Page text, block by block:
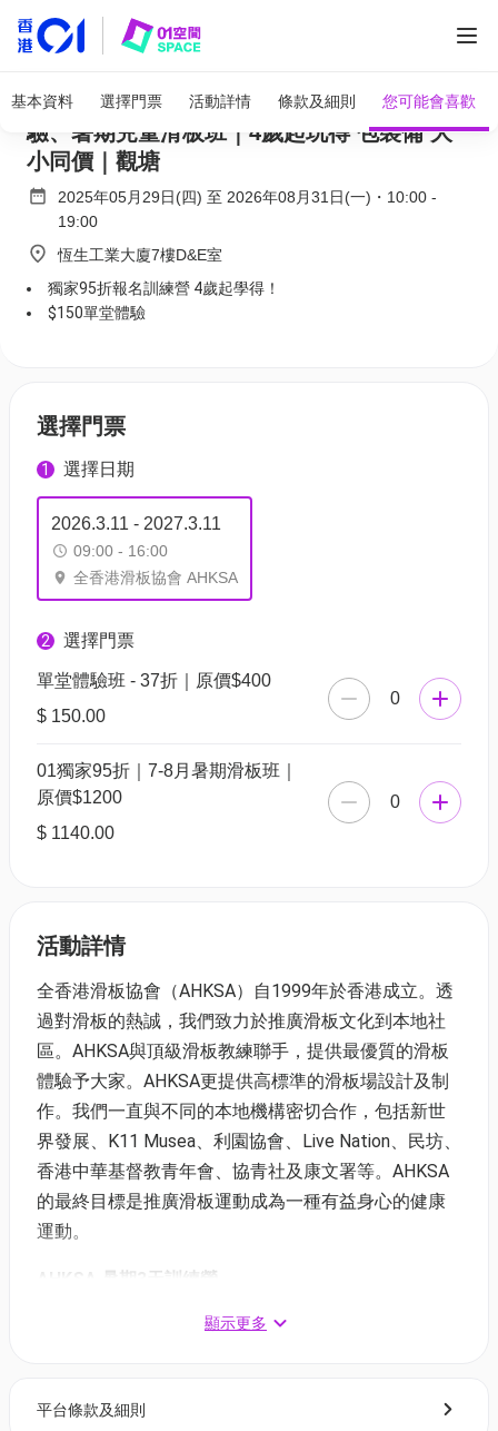
基本資料 選擇門票 活動詳情 條款及細則 您可能會喜歡
全香港滑板協會 AHKSA｜獨家$150試堂體
驗、暑期兒童滑板班｜4歲起玩得 包裝備 大
小同價｜觀塘
2025年05月29日(四) 至 2026年08月31日(一) ・ 10:00 -
19:00
恆生工業大廈7樓D&E室
獨家95折報名訓練營 4歲起學得！
$150單堂體驗
選擇門票
1 選擇日期
2026.3.11 - 2027.3.11
09:00 - 16:00
全香港滑板協會 AHKSA
2 選擇門票
單堂體驗班 - 37折｜原價$400
$ 150.00
0
01獨家95折｜7-8月暑期滑板班｜
原價$1200
$ 1140.00
0
活動詳情
全香港滑板協會（AHKSA）自1999年於香港成立。透
過對滑板的熱誠，我們致力於推廣滑板文化到本地社
區。AHKSA與頂級滑板教練聯手，提供最優質的滑板
體驗予大家。AHKSA更提供高標準的滑板場設計及制
作。我們一直與不同的本地機構密切合作，包括新世
界發展、K11 Musea、利園協會、Live Nation、民坊、
香港中華基督教青年會、協青社及康文署等。AHKSA
的最終目標是推廣滑板運動成為一種有益身心的健康
運動。
AHKSA 暑期3天訓練營
善，都歡迎參加!
顯示更多
平台條款及細則